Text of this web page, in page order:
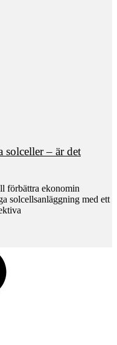
– är det
förbättra ekonomin
solcellsanläggning med ett